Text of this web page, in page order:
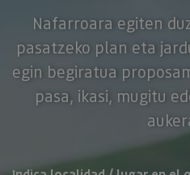
Nafarroara egiten
pasatzeko plan eta
egin begiratua
pasa, ikasi, mugitu
BILATU